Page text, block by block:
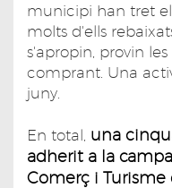
municipi han tret
molts d'ells
s'apropin, provin
comprant. Una
juny.
En total, una
adherit a la
Comerç i Turisme